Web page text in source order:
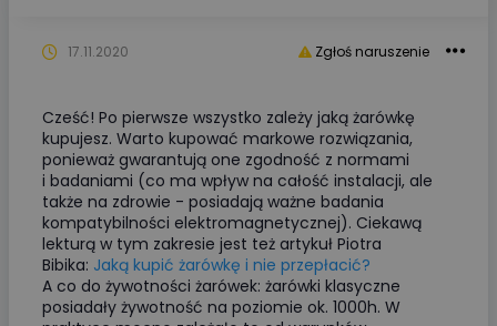
Zgłoś naruszenie
17.11.2020
Cześć! Po pierwsze wszystko zależy jaką żarówkę
kupujesz. Warto kupować markowe rozwiązania,
ponieważ gwarantują one zgodność z normami
i badaniami (co ma wpływ na całość instalacji, ale
także na zdrowie - posiadają ważne badania
kompatybilności elektromagnetycznej). Ciekawą
lekturą w tym zakresie jest też artykuł Piotra
Bibika: Jaką kupić żarówkę i nie przepłacić?
A co do żywotności żarówek: żarówki klasyczne
posiadały żywotność na poziomie ok. 1000h. W